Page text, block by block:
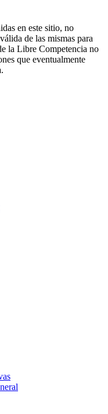
en este sitio, no
de las mismas para
la Libre Competencia no
que eventualmente